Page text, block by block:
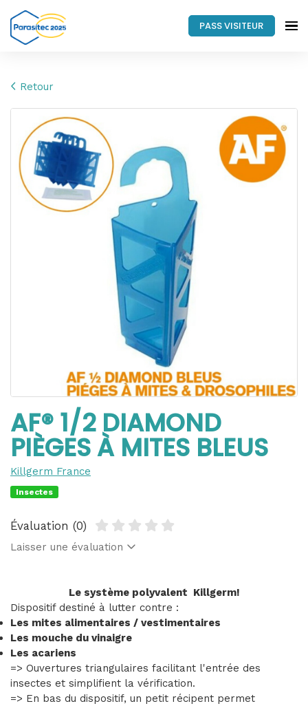
PASS VISITEUR
Retour
AF® 1/2 DIAMOND
PIÈGES À MITES BLEUS
Killgerm France
Insectes
Évaluation (0)
Laisser une évaluation
Le système polyvalent Killgerm!
Dispositif destiné à lutter contre :
Les mites alimentaires / vestimentaires
Les mouche du vinaigre
Les acariens
=> Ouvertures triangulaires facilitant l'entrée des
insectes et simplifient la vérification.
=> En bas du dispositif, un petit récipent permet